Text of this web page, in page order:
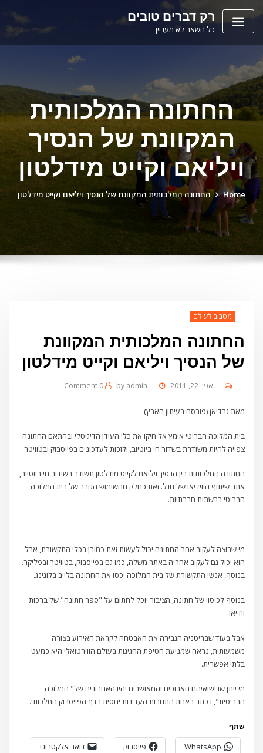
to
content
רק דברים טובים
כל השאר לא מעניין
החתונה המלכותית
המקוונת של הנסיך
ויליאם וקייט מידלטון
Home החתונה המלכותית המקוונת של הנסיך ויליאם וקייט מידלטון
מסביב לעולם
החתונה המלכותית המקוונת
של הנסיך ויליאם וקייט מידלטון
by admin אפר 22, 2011 0 Comment
מאת גרדיאן (פורסם בעיתון הארץ)
בית המלוכה הבריטי אימץ אל חיקו את כלי העידן הדיגיטלי ובהתאם החתונה
צפויה להיות משודרת בשדור חי ביוטיוב, ולזכות לעדכונים בפייסבוק ובטוויטר.
החתונה המלכותית בין הנסיך ויליאם לקייט מידלטון תשודר בשידור חי ביוטיוב,
אתר שיתוף הווידיאו של גוגל. זאת כחלק מהשימוש הגובר של בית המלוכה
הבריטי ברשתות חברתיות.
מי שרוצה לעקוב אחר החתונה יכול לעשות זאת כמובן בכלי התקשורת, אבל
הוא יכול גם לעקוב אחריה באתר משלה, כמו גם בפייסבוק, בטוויטר ובפליקר.
בנוסף, אנשי התקשורת של בית המלוכה יכסו את החתונה בלייב בלוגינג.
בנוסף לכיסוי של חתונה, הציבור יוכל לחתום על "ספר חתונה" של ברכות
וידיאו.
אבל בעוד שבריטניה הגבירה את האבטחה לקראת האירוע בצורה
משמעותית, נראה שמניעת חטיפת החגיגות בעולם הווירטואלי היא כמעט
בלתי אפשרית.
מי ייתן שנישואיהם הארוכים והמאושרים יהיו האחרונים של" המלוכה
הבריטית", נכתב באחת התגובות העדינות יחסית בדף הפייסבוק המלכותי.
שתף
WhatsApp פייסבוק דואר אלקטרוני